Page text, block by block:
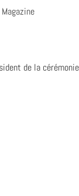
de la cérémonie